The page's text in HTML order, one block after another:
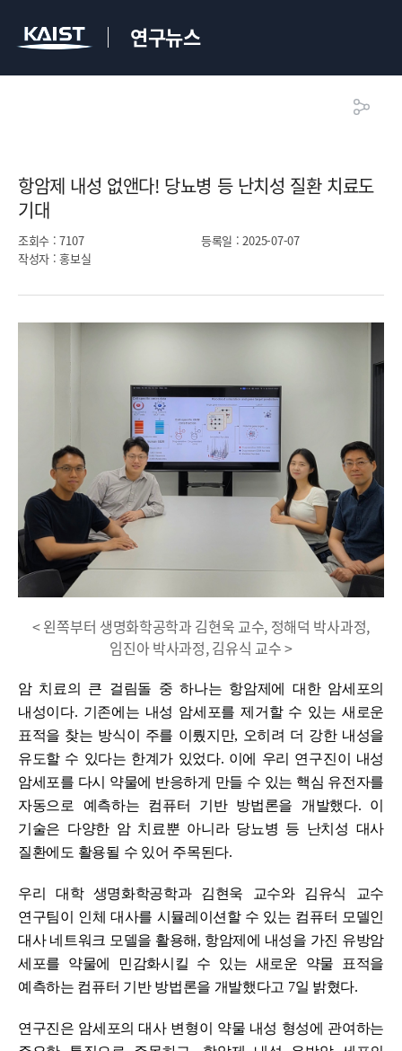
연구뉴스
항암제 내성 없앤다! 당뇨병 등 난치성 질환 치료도
기대​
조회수 : 7107 등록일 : 2025-07-07
작성자 : 홍보실
< 왼쪽부터 생명화학공학과 김현욱 교수, 정해덕 박사과정,
임진아 박사과정, 김유식 교수 >
암 치료의 큰 걸림돌 중 하나는 항암제에 대한 암세포의
내성이다. 기존에는 내성 암세포를 제거할 수 있는 새로운
표적을 찾는 방식이 주를 이뤘지만, 오히려 더 강한 내성을
유도할 수 있다는 한계가 있었다. 이에 우리
연구진이 내성
암세포를 다시 약물에 반응하게 만들 수 있는 핵심 유전자를
자동으로 예측하는 컴퓨터 기반 방법론을 개발했다. 이
기술은 다양한 암 치료뿐 아니라 당뇨병 등 난치성 대사
질환에도 활용될 수 있어 주목된다.
우리 대학 생명화학공학과 김현욱 교수와 김유식 교수
연구팀이 인체 대사를 시뮬레이션할 수 있는 컴퓨터 모델인
대사 네트워크 모델을 활용해 , 항암제에 내성을 가진 유방암
세포를 약물에 민감화시킬 수 있는 새로운 약물 표적을
예측하는 컴퓨터 기반 방법론을 개발했다고 7일 밝혔다.
연구진은 암세포의 대사 변형이 약물 내성 형성에 관여하는